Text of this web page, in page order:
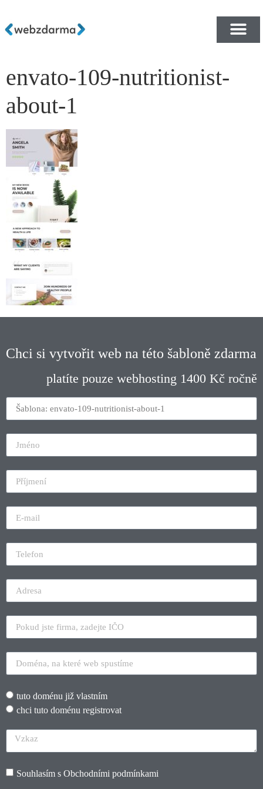
envato-109-nutritionist-
about-1
Chci si vytvořit web na této šabloně zdarma
platíte pouze webhosting 1400 Kč ročně
tuto doménu již vlastním
chci tuto doménu registrovat
Souhlasím s Obchodními podmínkami